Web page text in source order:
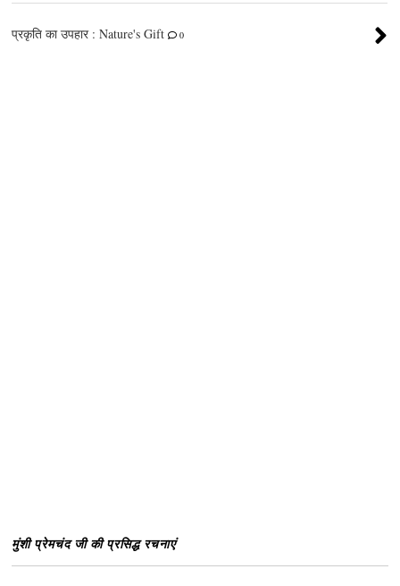
प्रकृति का उपहार : Nature's Gift 0
मुंशी प्रेमचंद जी की प्रसिद्ध रचनाएं